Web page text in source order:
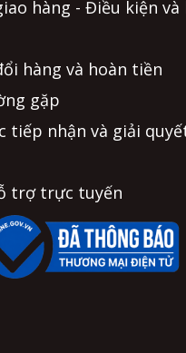
hàng - Điều kiện và
hàng và hoàn tiền
gặp
tiếp nhận và giải
trợ trực tuyến